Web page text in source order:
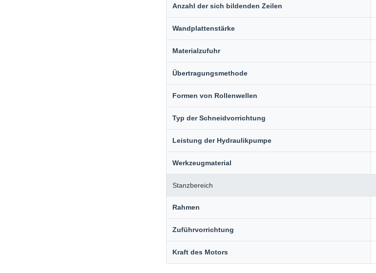
Anzahl der sich bildenden Zeilen
Wandplattenstärke
Materialzufuhr
Übertragungsmethode
Formen von Rollenwellen
Typ der Schneidvorrichtung
Leistung der Hydraulikpumpe
Werkzeugmaterial
Stanzbereich
Rahmen
Zuführvorrichtung
Kraft des Motors